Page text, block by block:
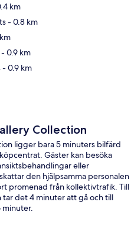
km
- 0.8 km
- 0.9 km
- 0.9 km
Collection
ligger bara 5 minuters bilfärd
Gäster kan besöka
eller
den hjälpsamma personalen
promenad från kollektivtrafik. Till
det 4 minuter att gå och till
minuter.